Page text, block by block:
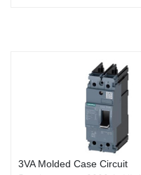
3VA Molded Case Circuit